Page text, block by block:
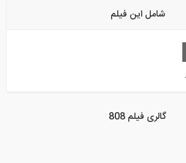
سمینار طراحی ساختمان بیمارستانها بر...
شامل این فیلم
گالری فیلم 808